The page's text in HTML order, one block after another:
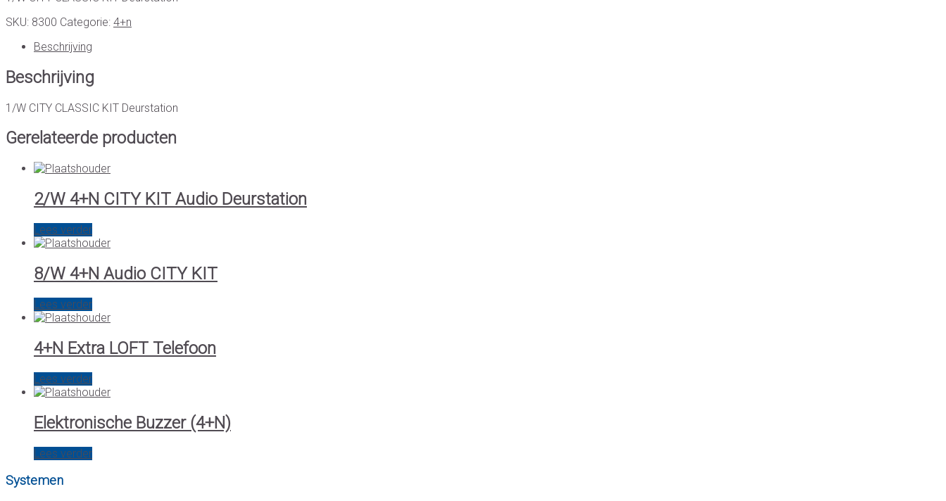
SKU: 8300 Categorie: 4+n
Beschrijving
Beschrijving
1/W CITY CLASSIC KIT Deurstation
Gerelateerde producten
2/W 4+N CITY KIT Audio Deurstation
Lees verder
8/W 4+N Audio CITY KIT
Lees verder
4+N Extra LOFT Telefoon
Lees verder
Elektronische Buzzer (4+N)
Lees verder
Systemen